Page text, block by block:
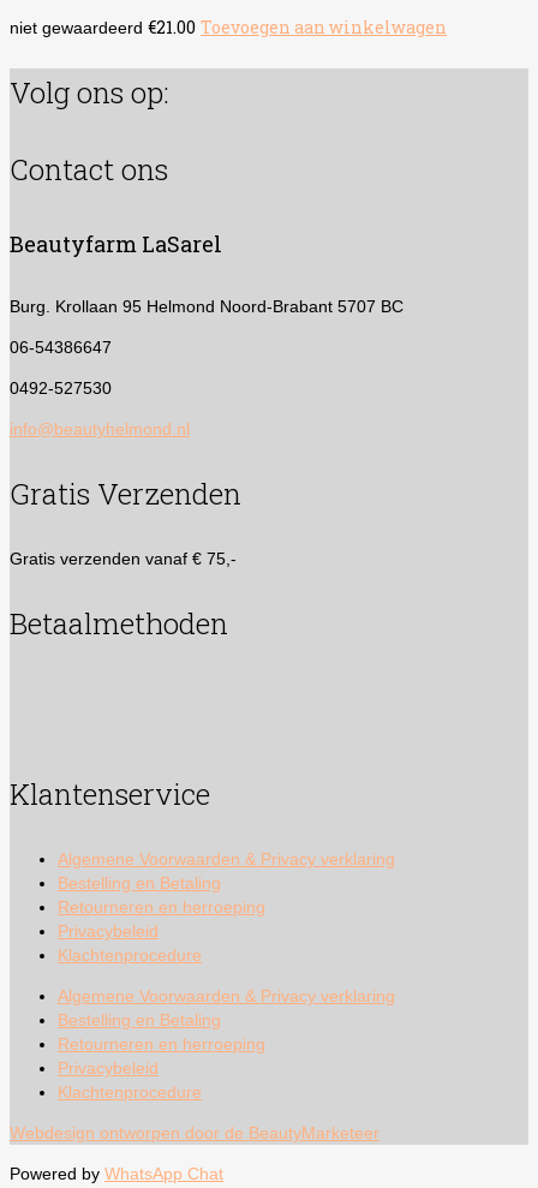
niet gewaardeerd €21.00 Toevoegen aan winkelwagen
Volg ons op:
Contact ons
Beautyfarm LaSarel
Burg. Krollaan 95 Helmond Noord-Brabant 5707 BC
06-54386647
0492-527530
info@beautyhelmond.nl
Gratis Verzenden
Gratis verzenden vanaf € 75,-
Betaalmethoden
Klantenservice
Algemene Voorwaarden & Privacy verklaring
Bestelling en Betaling
Retourneren en herroeping
Privacybeleid
Klachtenprocedure
Algemene Voorwaarden & Privacy verklaring
Bestelling en Betaling
Retourneren en herroeping
Privacybeleid
Klachtenprocedure
Webdesign ontworpen door de BeautyMarketeer
Powered by WhatsApp Chat